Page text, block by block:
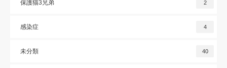
保護猫3兄弟 2
感染症 4
未分類 40